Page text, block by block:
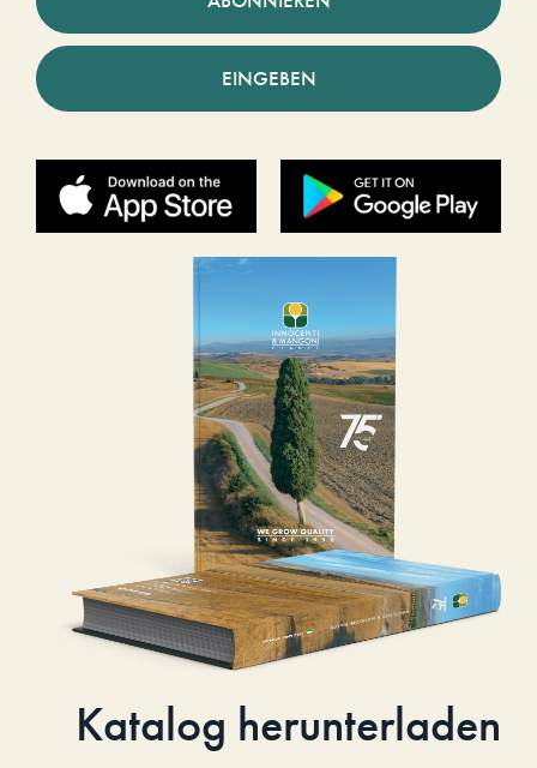
EINGEBEN
Katalog herunterladen